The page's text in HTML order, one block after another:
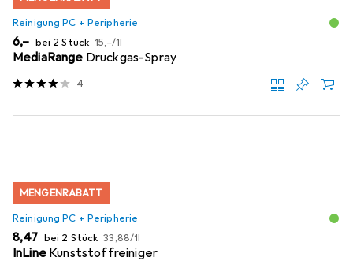
Reinigung PC + Peripherie
EUR
6,– bei 2 Stück EUR
15,–/1l
MediaRange Druckgas-Spray
4
MENGENRABATT
Reinigung PC + Peripherie
EUR
8,47 bei 2 Stück EUR
33,88/1l
InLine Kunststoffreiniger